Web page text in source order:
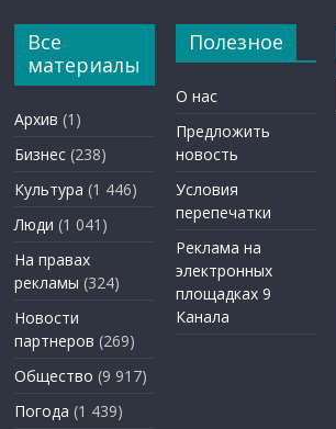
Все
материалы
Архив (1)
Бизнес (238)
Культура (1 446)
Люди (1 041)
На правах
рекламы (324)
Новости
партнеров (269)
Общество (9 917)
Погода (1 439)
Полезное
О нас
Предложить
новость
Условия
перепечатки
Реклама на
электронных
площадках 9
Канала